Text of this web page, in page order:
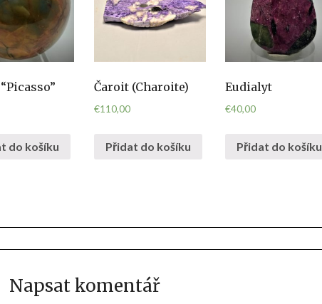
do košíku
Čaroit (Charoite)
€110,00
Přidat do košíku
Eudialyt
€40,00
Přidat do košíku
Napsat komentář